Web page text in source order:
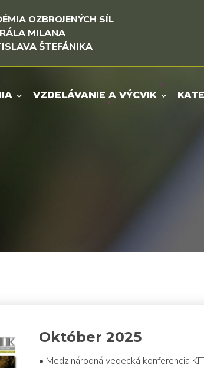
OZBROJENÝCH SÍL
MILANA
ŠTEFÁNIKA
VZDELÁVANIE A VÝCVIK
Október 2025
• Medzinárodná vedecká konferencia